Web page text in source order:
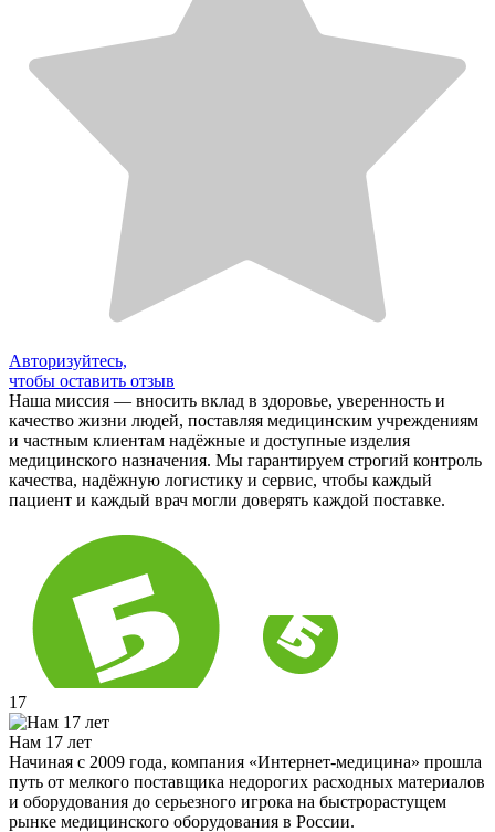
Авторизуйтесь,
чтобы оставить отзыв
Наша миссия — вносить вклад в здоровье, уверенность и
качество жизни людей, поставляя медицинским учреждениям
и частным клиентам надёжные и доступные изделия
медицинского назначения. Мы гарантируем строгий контроль
качества, надёжную логистику и сервис, чтобы каждый
пациент и каждый врач могли доверять каждой поставке.
17
Нам 17 лет
Начиная с 2009 года, компания «Интернет-медицина» прошла
путь от мелкого поставщика недорогих расходных материалов
и оборудования до серьезного игрока на быстрорастущем
рынке медицинского оборудования в России.